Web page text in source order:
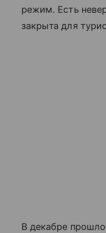
режим. Есть
закрыта для
В декабре